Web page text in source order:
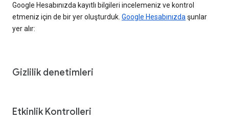
Google Hesabınızda kayıtlı bilgileri incelemeniz ve kontrol
etmeniz için de bir yer oluşturduk. Google Hesabınızda şunlar
yer alır:
Gizlilik denetimleri
Etkinlik Kontrolleri